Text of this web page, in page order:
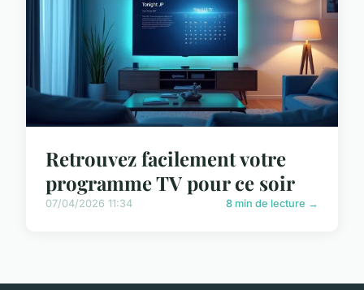
Retrouvez facilement votre
programme TV pour ce soir
07/04/2026 11:34 8 min de lecture →